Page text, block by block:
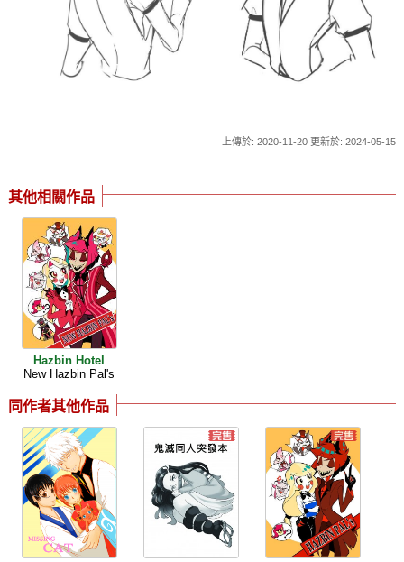
上傳於: 2020-11-20 更新於: 2024-05-15
其他相關作品
Hazbin Hotel
New Hazbin Pal's
同作者其他作品